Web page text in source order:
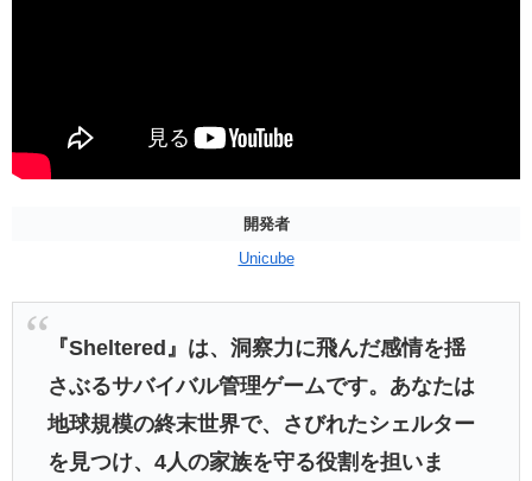
開発者
Unicube
『Sheltered』は、洞察力に飛んだ感情を揺
さぶるサバイバル管理ゲームです。あなたは
地球規模の終末世界で、さびれたシェルター
を見つけ、4人の家族を守る役割を担いま